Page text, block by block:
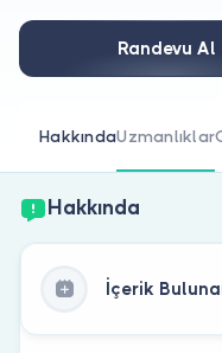
Doktor
Randevu Al
HakkındaUzmanlıklar
Hakkında
İçerik